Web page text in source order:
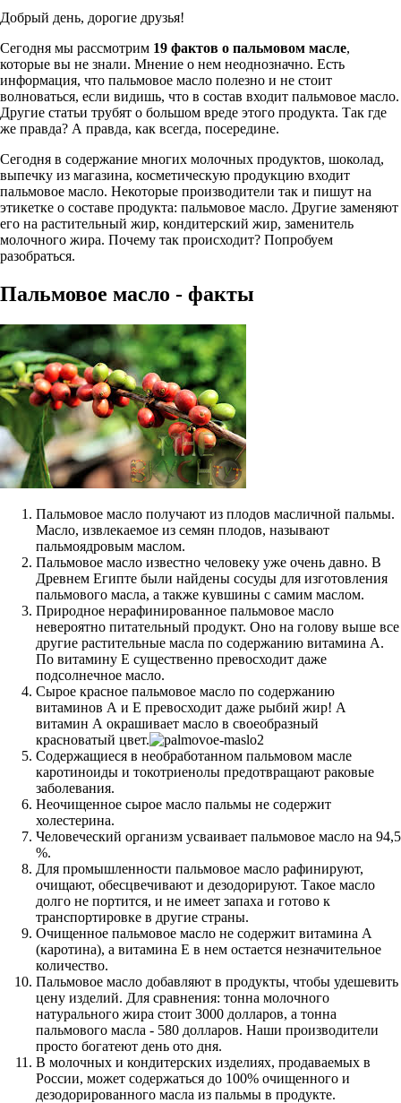
Добрый день, дорогие друзья!
Сегодня мы рассмотрим 19 фактов о пальмовом масле,
которые вы не знали. Мнение о нем неоднозначно. Есть
информация, что пальмовое масло полезно и не стоит
волноваться, если видишь, что в состав входит пальмовое масло.
Другие статьи трубят о большом вреде этого продукта. Так где
же правда? А правда, как всегда, посередине.
Сегодня в содержание многих молочных продуктов, шоколад,
выпечку из магазина, косметическую продукцию входит
пальмовое масло. Некоторые производители так и пишут на
этикетке о составе продукта: пальмовое масло. Другие заменяют
его на растительный жир, кондитерский жир, заменитель
молочного жира. Почему так происходит? Попробуем
разобраться.
Пальмовое масло - факты
Пальмовое масло получают из плодов масличной пальмы.
Масло, извлекаемое из семян плодов, называют
пальмоядровым маслом.
Пальмовое масло известно человеку уже очень давно. В
Древнем Египте были найдены сосуды для изготовления
пальмового масла, а также кувшины с самим маслом.
Природное нерафинированное пальмовое масло
невероятно питательный продукт. Оно на голову выше все
другие растительные масла по содержанию витамина А.
По витамину Е существенно превосходит даже
подсолнечное масло.
Сырое красное пальмовое масло по содержанию
витаминов А и Е превосходит даже рыбий жир! А
витамин А окрашивает масло в своеобразный
красноватый цвет.
Содержащиеся в необработанном пальмовом масле
каротиноиды и токотриенолы предотвращают раковые
заболевания.
Неочищенное сырое масло пальмы не содержит
холестерина.
Человеческий организм усваивает пальмовое масло на 94,5
%.
Для промышленности пальмовое масло рафинируют,
очищают, обесцвечивают и дезодорируют. Такое масло
долго не портится, и не имеет запаха и готово к
транспортировке в другие страны.
Очищенное пальмовое масло не содержит витамина А
(каротина), а витамина Е в нем остается незначительное
количество.
Пальмовое масло добавляют в продукты, чтобы удешевить
цену изделий. Для сравнения: тонна молочного
натурального жира стоит 3000 долларов, а тонна
пальмового масла - 580 долларов. Наши производители
просто богатеют день ото дня.
В молочных и кондитерских изделиях, продаваемых в
России, может содержаться до 100% очищенного и
дезодорированного масла из пальмы в продукте.